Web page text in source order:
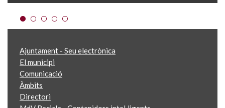
Ajuntament - Seu electrònica
El municipi
Comunicació
Àmbits
Directori